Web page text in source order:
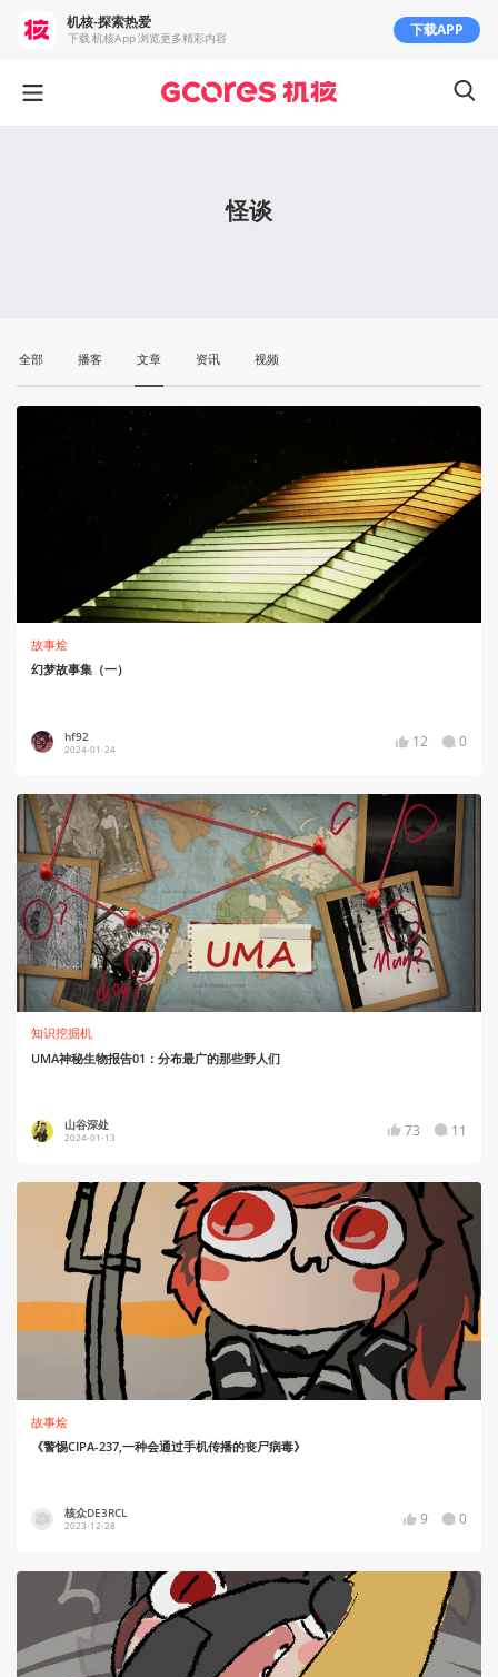
怪谈
全部 播客 文章 资讯 视频
故事烩
幻梦故事集（一）
hf92
2024-01-24 12 0
知识挖掘机
UMA神秘生物报告01：分布最广的那些野人们
山谷深处
2024-01-13 73 11
故事烩
《警惕CIPA-237,一种会通过手机传播的丧尸病毒》
核众DE3RCL
2023-12-28 9 0
机核-探索热爱
下载 机核App 浏览更多精彩内容 下载APP